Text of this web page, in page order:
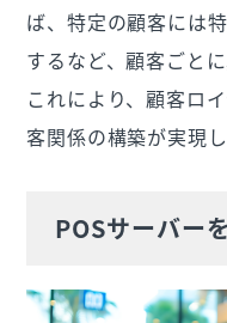
ば、特定の顧客には
するなど、顧客ごと
これにより、顧客ロ
客関係の構築が実現し
POSサーバー